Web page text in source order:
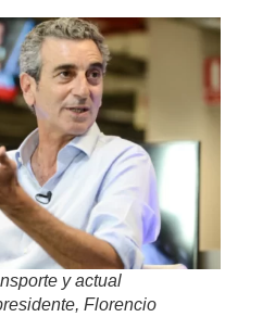
y actual
Florencio